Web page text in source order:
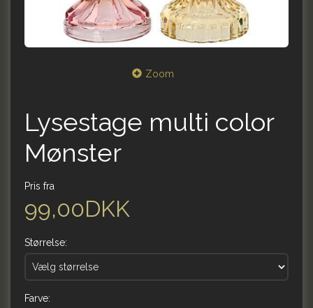
Zoom
Lysestage multi color
Mønster
Pris fra
99,00DKK
Størrelse:
Farve: